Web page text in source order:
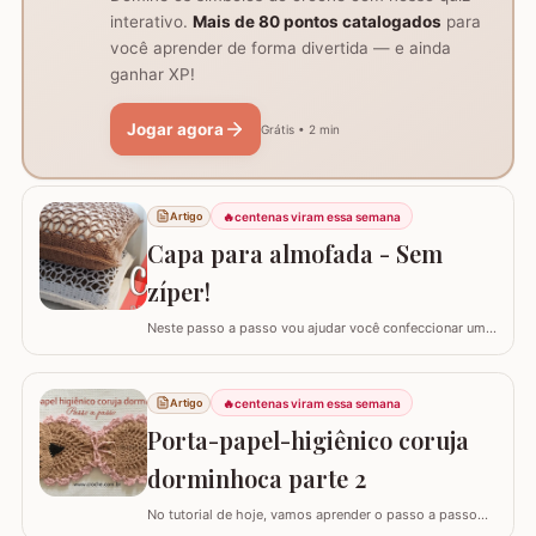
interativo. Mais de 80 pontos catalogados para
você aprender de forma divertida — e ainda
ganhar XP!
Jogar agora Grátis • 2 min
Artigo 🔥centenas viram essa semana
Capa para almofada - Sem
zíper!
Neste passo a passo vou ajudar você confeccionar uma
fechar. Ela é toda feita apenas em crochê mas, não
vamos abrir mão da praticidade de tirar a capa quando
precisar lavar. Utilizei o fio Barroco Maxcolor nº6 da
Círculo Produtos. Fio 100%…
Artigo 🔥centenas viram essa semana
Porta-papel-higiênico coruja
dorminhoca parte 2
No tutorial de hoje, vamos aprender o passo a passo